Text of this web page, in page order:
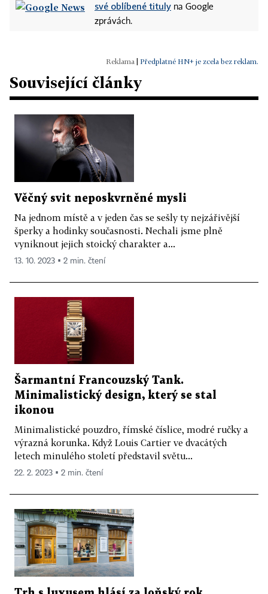
své oblíbené tituly na Google
zprávách.
Předplatné HN+ je zcela bez reklam.
Související články
Věčný svit neposkvrněné mysli
Na jednom místě a v jeden čas se sešly ty nejzářivější
šperky a hodinky současnosti. Nechali jsme plně
vyniknout jejich stoický charakter a...
13. 10. 2023 ▪ 2 min. čtení
Šarmantní Francouzský Tank.
Minimalistický design, který se stal
ikonou
Minimalistické pouzdro, římské číslice, modré ručky a
výrazná korunka. Když Louis Cartier ve dvacátých
letech minulého století představil světu...
22. 2. 2023 ▪ 2 min. čtení